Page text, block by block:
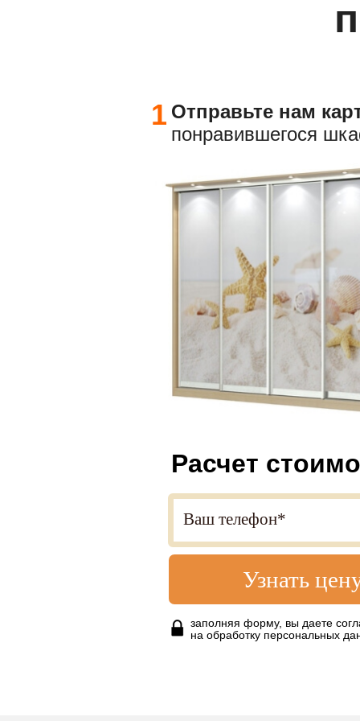
Отправьте нам
понравившегося
1
Узнать
Расчет
заполняя форму, вы даете
на обработку персональных